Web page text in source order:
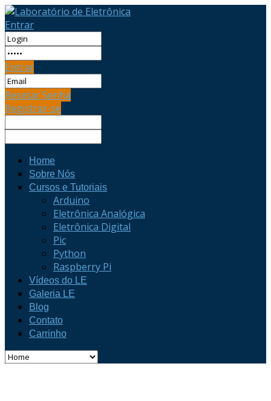
Entrar
Entrar
Resetar Senha
Registrar-se
Home
Sobre Nós
Cursos e Tutoriais
Arduino
Eletrônica Analógica
Eletrônica Digital
Pic
Python
Raspberry Pi
Vídeos do LE
Galeria LE
Blog
Contato
Carrinho